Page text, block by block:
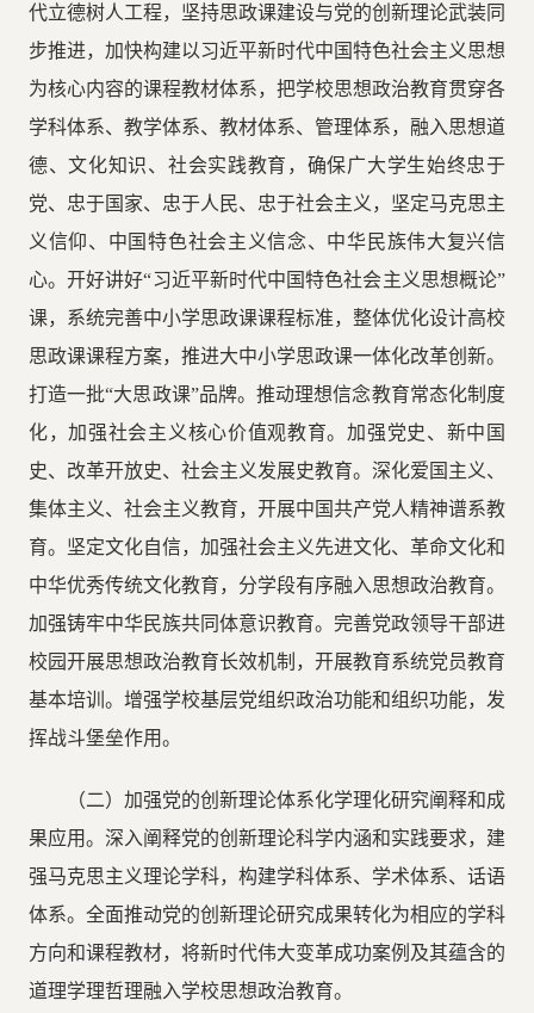
代立德树人工程，坚持思政课建设与党的创新理论武装同
步推进，加快构建以习近平新时代中国特色社会主义思想
为核心内容的课程教材体系，把学校思想政治教育贯穿各
学科体系、教学体系、教材体系、管理体系，融入思想道
德、文化知识、社会实践教育，确保广大学生始终忠于
党、忠于国家、忠于人民、忠于社会主义，坚定马克思主
义信仰、中国特色社会主义信念、中华民族伟大复兴信
心。开好讲好“习近平新时代中国特色社会主义思想概论”
课，系统完善中小学思政课课程标准，整体优化设计高校
思政课课程方案，推进大中小学思政课一体化改革创新。
打造一批“大思政课”品牌。推动理想信念教育常态化制度
化，加强社会主义核心价值观教育。加强党史、新中国
史、改革开放史、社会主义发展史教育。深化爱国主义、
集体主义、社会主义教育，开展中国共产党人精神谱系教
育。坚定文化自信，加强社会主义先进文化、革命文化和
中华优秀传统文化教育，分学段有序融入思想政治教育。
加强铸牢中华民族共同体意识教育。完善党政领导干部进
校园开展思想政治教育长效机制，开展教育系统党员教育
基本培训。增强学校基层党组织政治功能和组织功能，发
挥战斗堡垒作用。
（二）加强党的创新理论体系化学理化研究阐释和成
果应用。深入阐释党的创新理论科学内涵和实践要求，建
强马克思主义理论学科，构建学科体系、学术体系、话语
体系。全面推动党的创新理论研究成果转化为相应的学科
方向和课程教材，将新时代伟大变革成功案例及其蕴含的
道理学理哲理融入学校思想政治教育。